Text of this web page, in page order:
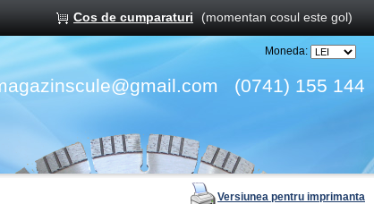
Cos de cumparaturi (momentan cosul este gol)
Moneda:
(0741) 155 144
Versiunea pentru imprimanta